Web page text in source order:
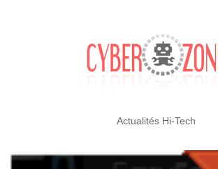
Actualités Hi-Tech